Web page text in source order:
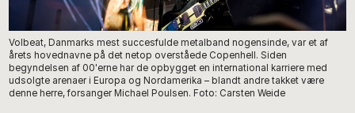
Volbeat, Danmarks mest succesfulde metalband nogensinde, var et af
årets hovednavne på det netop overståede Copenhell. Siden
begyndelsen af 00'erne har de opbygget en international karriere med
udsolgte arenaer i Europa og Nordamerika – blandt andre takket være
denne herre, forsanger Michael Poulsen. Foto: Carsten Weide